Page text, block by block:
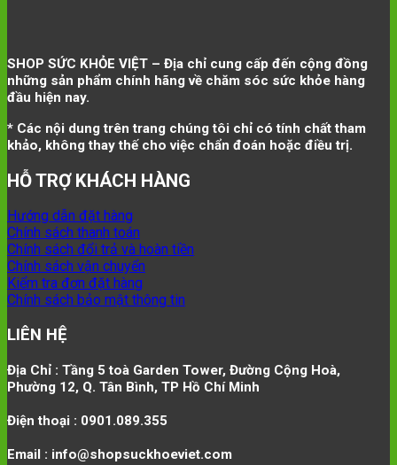
SHOP SỨC KHỎE VIỆT – Địa chỉ cung cấp đến cộng đồng
những sản phẩm chính hãng về chăm sóc sức khỏe hàng
đầu hiện nay.
* Các nội dung trên trang chúng tôi chỉ có tính chất tham
khảo, không thay thế cho việc chẩn đoán hoặc điều trị.
HỖ TRỢ KHÁCH HÀNG
Hướng dẫn đặt hàng
Chính sách thanh toán
Chính sách đổi trả và hoàn tiền
Chính sách vận chuyển
Kiểm tra đơn đặt hàng
Chính sách bảo mật thông tin
LIÊN HỆ
Địa Chỉ : Tầng 5 toà Garden Tower, Đường Cộng Hoà,
Phường 12, Q. Tân Bình, TP Hồ Chí Minh
Điện thoại : 0901.089.355
Email : info@shopsuckhoeviet.com